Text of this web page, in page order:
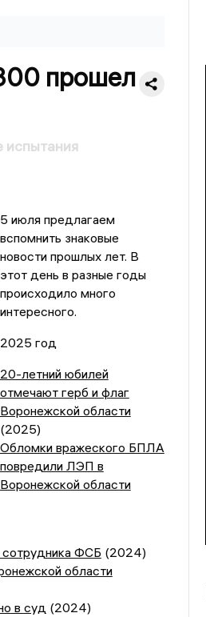
прошел
5 июля предлагаем
вспомнить знаковые
новости прошлых лет. В
этот день в разные годы
происходило много
интересного.
2025 год
20-летний юбилей
отмечают герб и флаг
Воронежской области
(2025)
Обломки вражеского БПЛА
повредили ЛЭП в
Воронежской области
сотрудника ФСБ (2024)
области
в суд(2024)